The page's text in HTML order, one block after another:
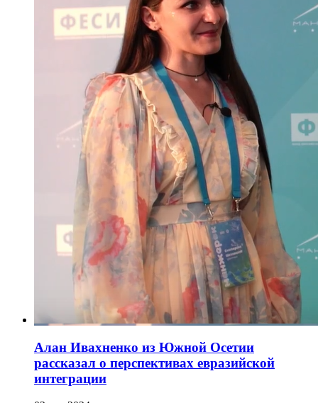
Алан Ивахненко из Южной Осетии
рассказал о перспективах евразийской
интеграции